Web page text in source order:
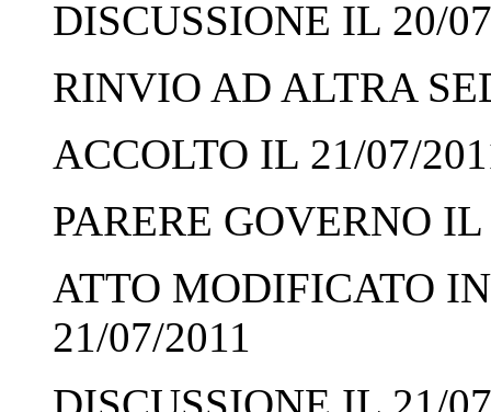
DISCUSSIONE IL 20/
RINVIO AD ALTRA
ACCOLTO IL 21/07/
PARERE GOVERNO
ATTO MODIFICATO
21/07/2011